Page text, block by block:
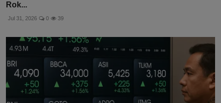
Rok...
Jul 31, 2026 0 39